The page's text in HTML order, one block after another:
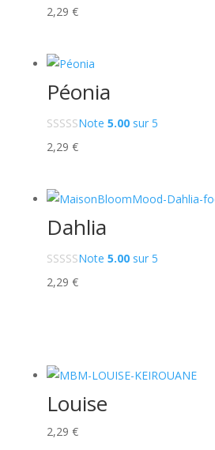
2,29 €
Péonia
Note 5.00sur 5
2,29 €
Dahlia
Note 5.00sur 5
2,29 €
Louise
2,29 €